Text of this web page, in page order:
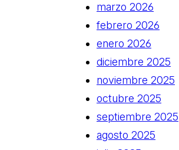
marzo 2026
febrero 2026
enero 2026
diciembre 2025
noviembre 2025
octubre 2025
septiembre 2025
agosto 2025